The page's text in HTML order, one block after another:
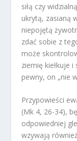
siłą czy
ukrytą, zasianą
niepojętą
zdać sobie z
może
ziemię kiełkuje
pewny, on „nie
Przypowieści
(Mk 4, 26-34),
odpowiedniej
wzywają